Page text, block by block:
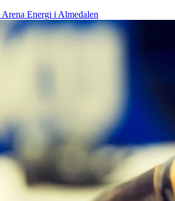
Energi i Almedalen